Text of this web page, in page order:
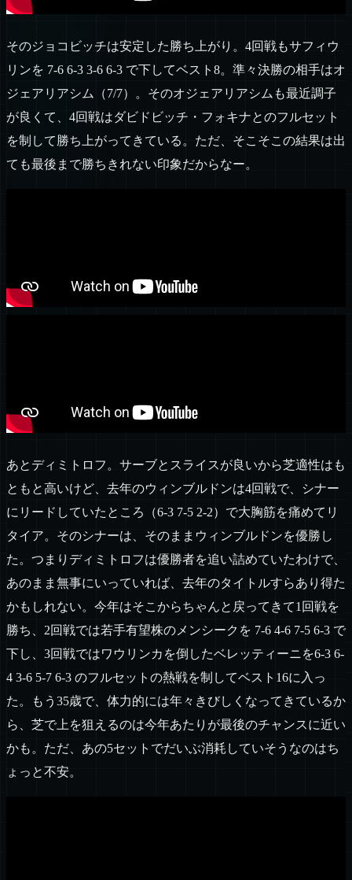
そのジョコビッチは安定した勝ち上がり。4回戦もサフィウ
リンを 7-6 6-3 3-6 6-3 で下してベスト8。準々決勝の相手はオ
ジェアリアシム（7/7）。そのオジェアリアシムも最近調子
が良くて、4回戦はダビドビッチ・フォキナとのフルセット
を制して勝ち上がってきている。ただ、そこそこの結果は出
ても最後まで勝ちきれない印象だからなー。
あとディミトロフ。サーブとスライスが良いから芝適性はも
ともと高いけど、去年のウィンブルドンは4回戦で、シナー
にリードしていたところ（6-3 7-5 2-2）で大胸筋を痛めてリ
タイア。そのシナーは、そのままウィンブルドンを優勝し
た。つまりディミトロフは優勝者を追い詰めていたわけで、
あのまま無事にいっていれば、去年のタイトルすらあり得た
かもしれない。今年はそこからちゃんと戻ってきて1回戦を
勝ち、2回戦では若手有望株のメンシークを 7-6 4-6 7-5 6-3 で
下し、3回戦ではワウリンカを倒したベレッティーニを6-3 6-
4 3-6 5-7 6-3 のフルセットの熱戦を制してベスト16に入っ
た。もう35歳で、体力的には年々きびしくなってきているか
ら、芝で上を狙えるのは今年あたりが最後のチャンスに近い
かも。ただ、あの5セットでだいぶ消耗していそうなのはち
ょっと不安。